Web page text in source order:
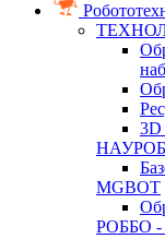
3D
MGBOT
РОББО -